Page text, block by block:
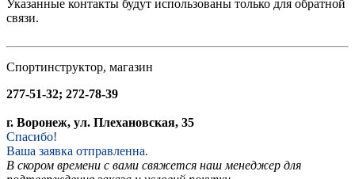
Указанные контакты будут использованы только для обратной
связи.
Спортинструктор, магазин
277-51-32; 272-78-39
г. Воронеж, ул. Плехановская, 35
Спасибо!
Ваша заявка отправленна.
В скором времени с вами свяжется наш менеджер для